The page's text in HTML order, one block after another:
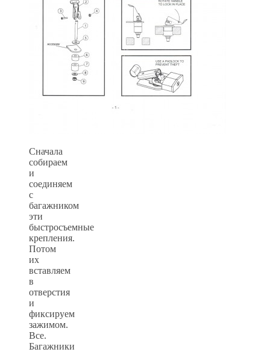
Сначала
собираем
и
соединяем
с
багажником
эти
быстросъемные
крепления.
Потом
их
вставляем
в
отверстия
и
фиксируем
зажимом.
Все.
Багажники